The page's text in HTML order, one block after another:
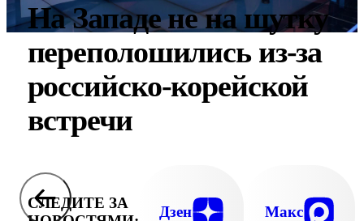
На Западе не на шутку
переполошились из-за
российско-корейской
встречи
СЛЕДИТЕ ЗА
Дзен Макс